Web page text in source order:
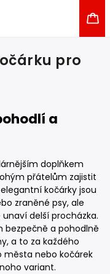
pro
a
doplňkem
přátelům zajistit
kočárky jsou
zraněné psy, ale
delší procházka.
bezpečně a pohodlně
a to za každého
města nebo kočárek
variant.